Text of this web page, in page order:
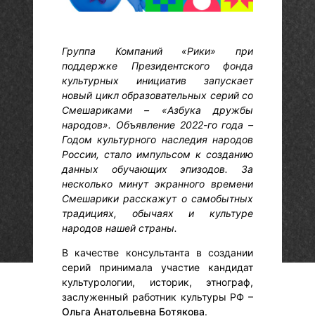
Группа Компаний «Рики» при
поддержке Президентского фонда
культурных инициатив запускает
новый цикл образовательных серий со
Смешариками – «Азбука дружбы
народов». Объявление 2022-го года –
Годом культурного наследия народов
России, стало импульсом к созданию
данных обучающих эпизодов. За
несколько минут экранного времени
Смешарики расскажут о самобытных
традициях, обычаях и культуре
народов нашей страны.
В качестве консультанта в создании
серий принимала участие кандидат
культурологии, историк, этнограф,
заслуженный работник культуры РФ –
Ольга Анатольевна Ботякова.